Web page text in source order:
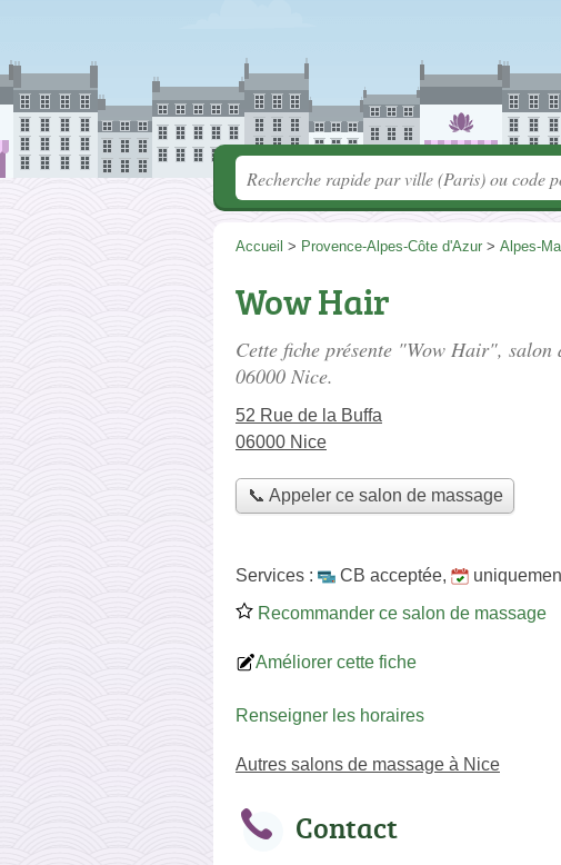
Accueil > Provence-Alpes-Côte d'Azur > Alpes-
Wow Hair
Cette fiche présente "Wow Hair", salon
06000 Nice.
52 Rue de la Buffa
06000 Nice
📞 Appeler ce salon de massage
Services : CB acceptée,
Recommander ce salon de massage
Améliorer cette fiche
Renseigner les horaires
Autres salons de massage à Nice
Contact